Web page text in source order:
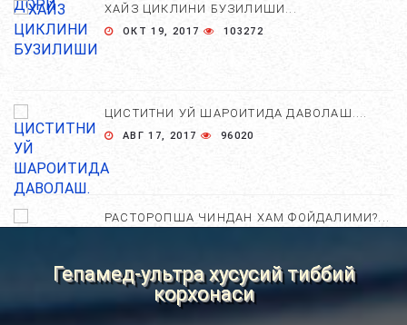
ХАЙЗ ЦИКЛИНИ БУЗИЛИШИ...
ОКТ 19, 2017 103272
ЦИСТИТНИ УЙ ШАРОИТИДА ДАВОЛАШ....
АВГ 17, 2017 96020
РАСТОРОПША ЧИНДАН ХАМ ФОЙДАЛИМИ?...
Гепамед-ультра хусусий тиббий
корхонаси